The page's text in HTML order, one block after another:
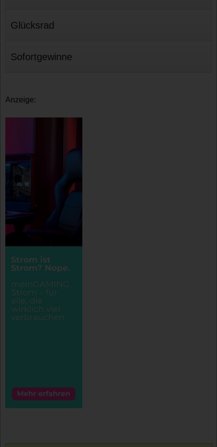
Glücksrad
Sofortgewinne
Anzeige: